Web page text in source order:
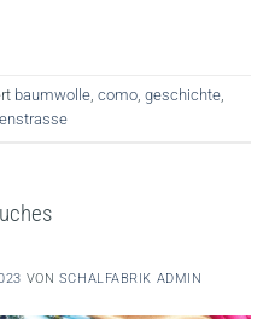
baumwolle como geschichte
VON SCHALFABRIK ADMIN